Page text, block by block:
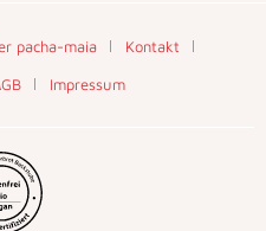
pacha-maia
Kontakt
Impressum